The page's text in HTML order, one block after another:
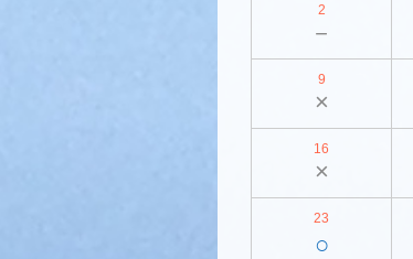
2
－
9
×
16
×
23
○